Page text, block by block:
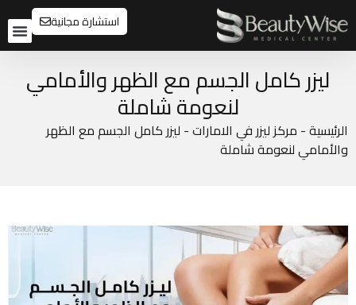
استشارة مجانية
ليزر كامل الجسم مع الظهر والأمامي
لنعومة شاملة
الرئيسية- مركز ليزر في الامارات- ليزر كامل الجسم مع الظهر
والأمامي لنعومة شاملة